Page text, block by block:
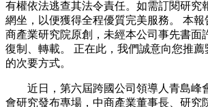
有權依法逃查其法令責任。如需訂閱研究
網坐，以便獲得全程優質完美服務。 本報
商產業研究院原創，未經本公司事先書面
復制、轉載。 正在此，我們誠意向您推薦
的次要方式。
近日，第六屆跨國公司領導人青島峰
會研究發布專場，中商產業董事長、研究